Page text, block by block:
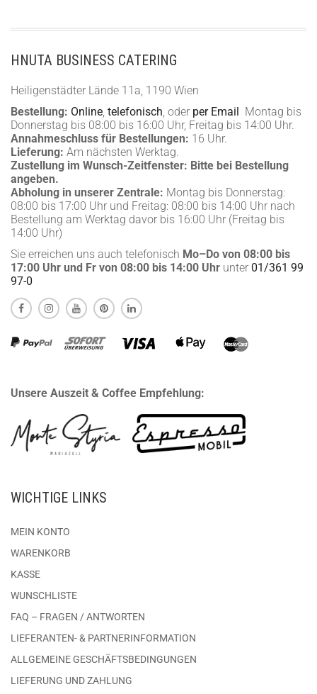
HNUTA BUSINESS CATERING
Heiligenstädter Lände 11a, 1190 Wien
Bestellung: Online, telefonisch, oder per Email Montag bis
Donnerstag bis 08:00 bis 16:00 Uhr, Freitag bis 14:00 Uhr.
Annahmeschluss für Bestellungen: 16 Uhr.
Lieferung: Am nächsten Werktag.
Zustellung im Wunsch-Zeitfenster: Bitte bei Bestellung
angeben.
Abholung in unserer Zentrale: Montag bis Donnerstag:
08:00 bis 17:00 Uhr und Freitag: 08:00 bis 14:00 Uhr nach
Bestellung am Werktag davor bis 16:00 Uhr (Freitag bis
14:00 Uhr)
Sie erreichen uns auch telefonisch Mo–Do von 08:00 bis
17:00 Uhr und Fr von 08:00 bis 14:00 Uhr unter 01/361 99
97-0
Unsere Auszeit & Coffee Empfehlung:
WICHTIGE LINKS
MEIN KONTO
WARENKORB
KASSE
WUNSCHLISTE
FAQ – FRAGEN / ANTWORTEN
LIEFERANTEN- & PARTNERINFORMATION
ALLGEMEINE GESCHÄFTSBEDINGUNGEN
LIEFERUNG UND ZAHLUNG